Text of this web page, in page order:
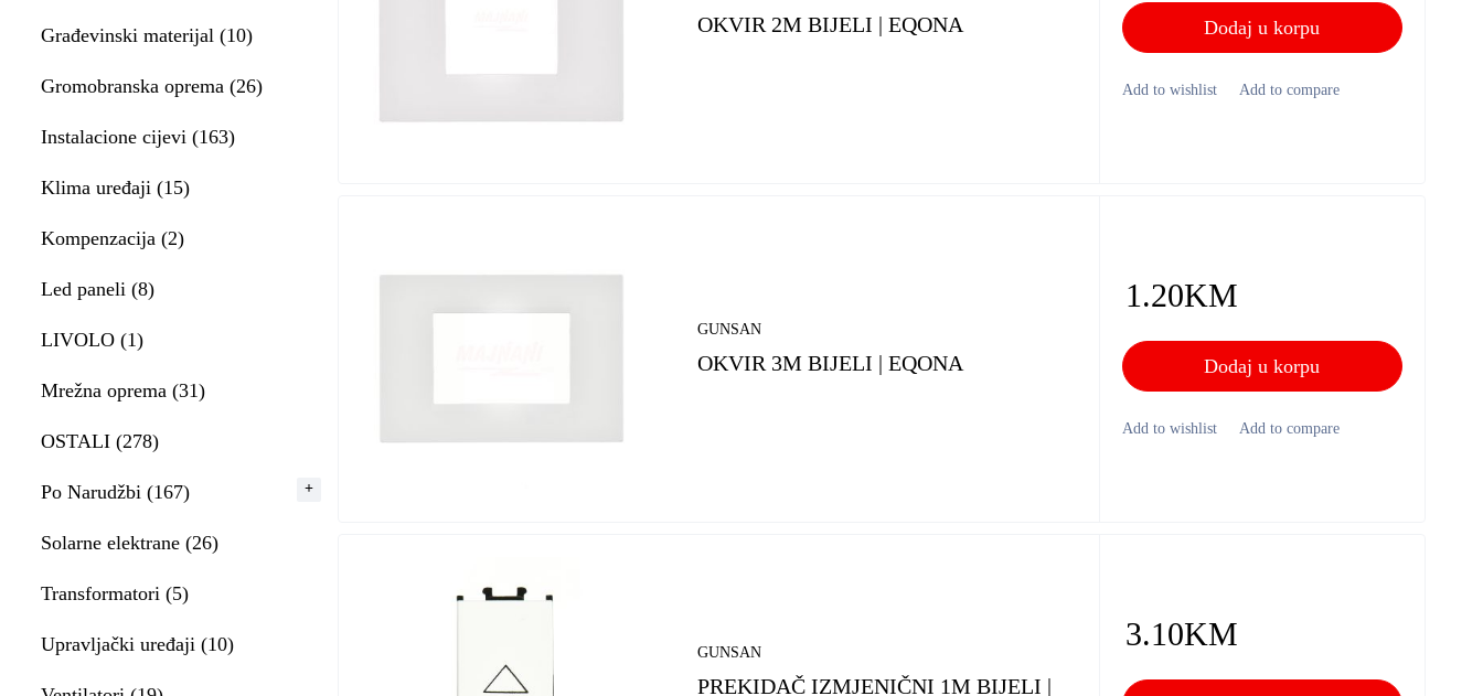
Građevinski materijal (10)
Gromobranska oprema (26)
Instalacione cijevi (163)
Klima uređaji (15)
Kompenzacija (2)
Led paneli (8)
LIVOLO (1)
Mrežna oprema (31)
OSTALI (278)
Po Narudžbi (167)
Solarne elektrane (26)
Transformatori (5)
Upravljački uređaji (10)
OKVIR 2M BIJELI | EQONA Dodaj u korpu
GUNSAN
OKVIR 3M BIJELI | EQONA
1.20KM
Dodaj u korpu
GUNSAN
PREKIDAČ IZMJENIČNI 1M BIJELI |
3.10KM